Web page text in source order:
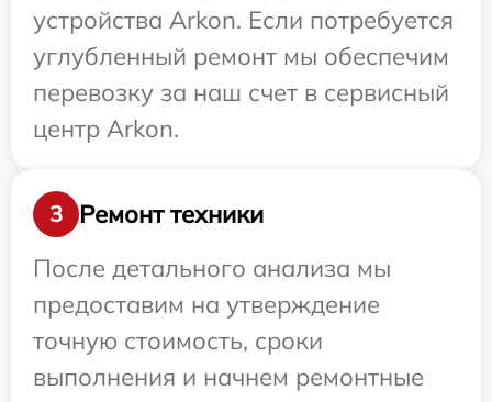
устройства Arkon. Если потребуется
углубленный ремонт мы обеспечим
перевозку за наш счет в сервисный
центр Arkon.
3
Ремонт техники
После детального анализа мы
предоставим на утверждение
точную стоимость, сроки
выполнения и начнем ремонтные